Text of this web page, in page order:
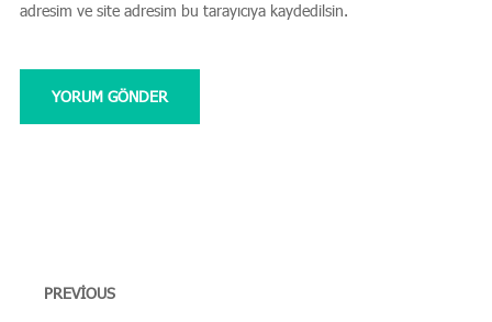
adresim ve site adresim bu tarayıcıya kaydedilsin.
gezinmesi
PREVIOUS